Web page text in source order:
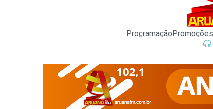
ProgramaçãoPromoções